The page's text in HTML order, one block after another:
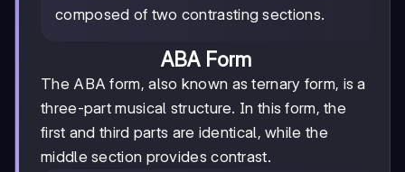
composed of two contrasting sections.
ABA Form
The ABA form, also known as ternary form, is a
three-part musical structure. In this form, the
first and third parts are identical, while the
middle section provides contrast.